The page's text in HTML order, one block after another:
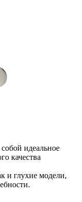
идеальное
качества
и глухие модели,